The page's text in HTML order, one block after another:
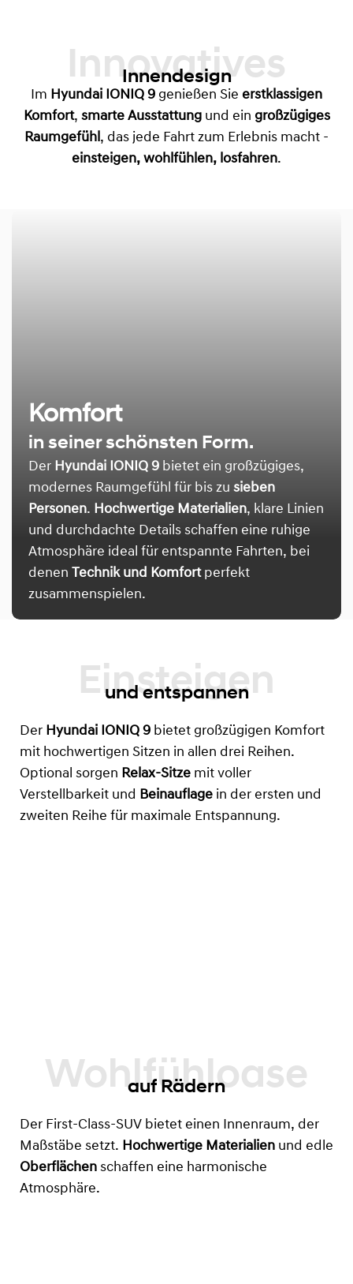
Innovatives
Innendesign
Im Hyundai IONIQ 9 genießen Sie erstklassigen
Komfort, smarte Ausstattungund ein großzügiges
Raumgefühl, das jede Fahrt zum Erlebnis macht -
einsteigen, wohlfühlen, losfahren.
Komfort
in seiner schönsten Form.
Der Hyundai IONIQ 9 bietet ein großzügiges,
modernes Raumgefühl für bis zu sieben
Personen. Hochwertige Materialien, klare Linien
und durchdachte Details schaffen eine ruhige
Atmosphäre ideal für entspannte Fahrten, bei
denen Technik und Komfortperfekt
zusammenspielen.
und entspannen
Der Hyundai IONIQ 9 bietet großzügigen Komfort
mit hochwertigen Sitzen in allen drei Reihen.
Optional sorgen Relax-Sitze mit voller
Verstellbarkeit und Beinauflage in der ersten und
zweiten Reihe für maximale Entspannung.
auf Rädern
Der First-Class-SUV bietet einen Innenraum, der
Maßstäbe setzt. Hochwertige Materialien und edle
Oberflächen schaffen eine harmonische
Atmosphäre.